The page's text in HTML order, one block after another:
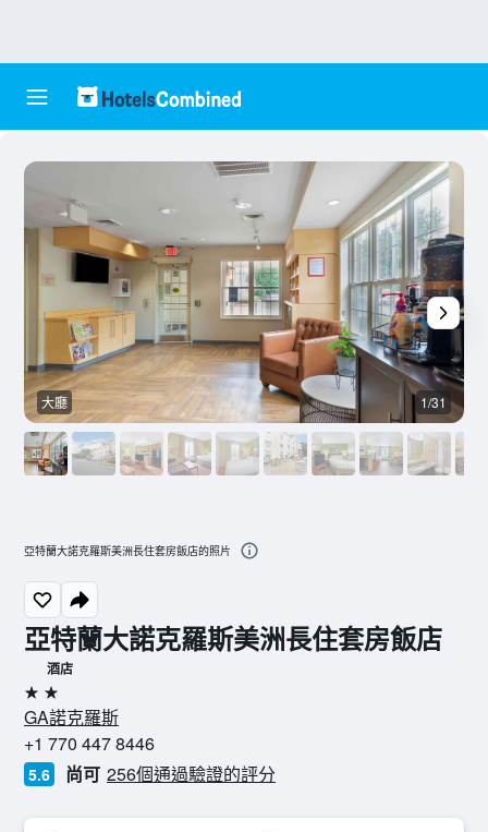
亞特蘭大諾克羅斯美洲長住套房飯店
酒店
2星級
GA諾克羅斯
+1 770 447 8446
5.6 尚可 256個通過驗證的評分
大廳 1/31
亞特蘭大諾克羅斯美洲長住套房飯店的照片